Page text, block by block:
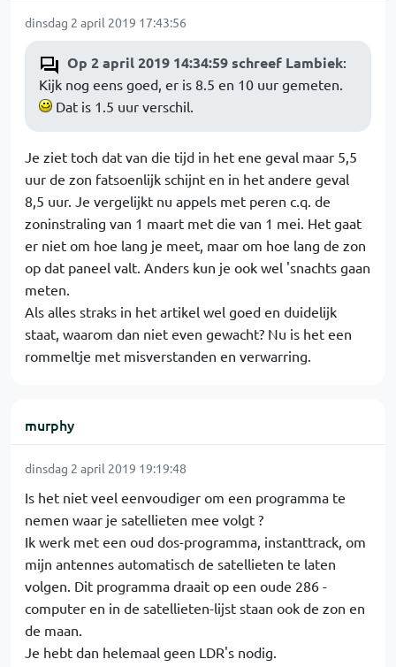
dinsdag 2 april 2019 17:43:56
Op 2 april 2019 14:34:59 schreef Lambiek:
Kijk nog eens goed, er is 8.5 en 10 uur gemeten.
Dat is 1.5 uur verschil.
Je ziet toch dat van die tijd in het ene geval maar 5,5
uur de zon fatsoenlijk schijnt en in het andere geval
8,5 uur. Je vergelijkt nu appels met peren c.q. de
zoninstraling van 1 maart met die van 1 mei. Het gaat
er niet om hoe lang je meet, maar om hoe lang de zon
op dat paneel valt. Anders kun je ook wel 'snachts gaan
meten.
Als alles straks in het artikel wel goed en duidelijk
staat, waarom dan niet even gewacht? Nu is het een
rommeltje met misverstanden en verwarring.
murphy
dinsdag 2 april 2019 19:19:48
Is het niet veel eenvoudiger om een programma te
nemen waar je satellieten mee volgt ?
Ik werk met een oud dos-programma, instanttrack, om
mijn antennes automatisch de satellieten te laten
volgen. Dit programma draait op een oude 286 -
computer en in de satellieten-lijst staan ook de zon en
de maan.
Je hebt dan helemaal geen LDR's nodig.